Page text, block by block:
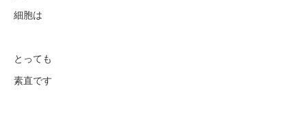
細胞は
とっても
素直です